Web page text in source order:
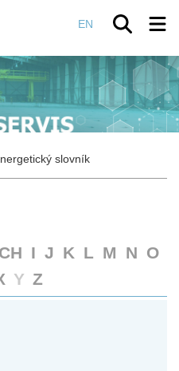
EN
slovník
CH I J K L M N O
Y Z